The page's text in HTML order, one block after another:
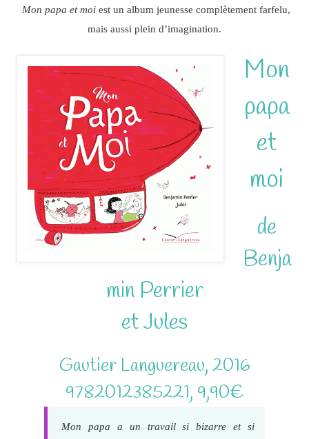
Mon papa et moi est un album jeunesse complètement farfelu,
mais aussi plein d’imagination.
Mon
papa
et
moi
de
Benja
min Perrier
et Jules
Gautier Languereau, 2016
9782012385221, 9,90€
Mon papa a un travail si bizarre et si